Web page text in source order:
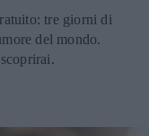
tre giorni di
del mondo.